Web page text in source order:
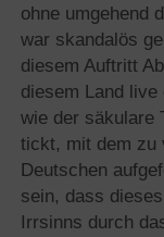
ohne umgehend
war skandalös
diesem Auftritt
diesem Land
wie der säkulare
tickt, mit dem zu
Deutschen
sein, dass
Irrsinns durch